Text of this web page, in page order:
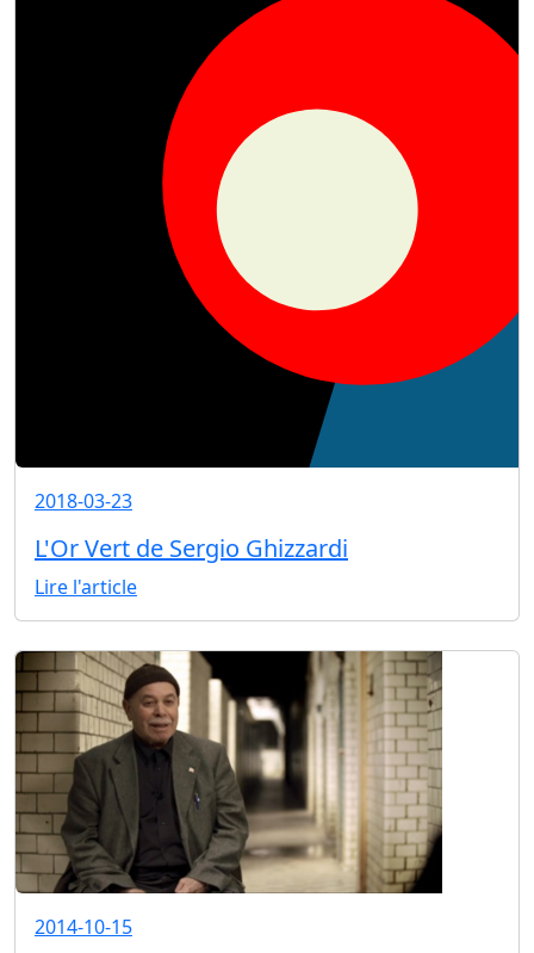
2018-03-23
L'Or Vert de Sergio Ghizzardi
Lire l'article
2014-10-15